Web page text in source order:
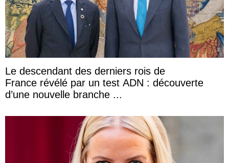
Le descendant des derniers rois de
France révélé par un test ADN : découverte
d’une nouvelle branche ...